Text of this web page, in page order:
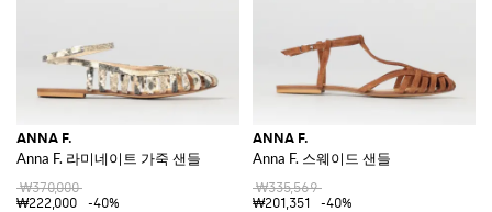
ANNA F.
Anna F. 라미네이트 가죽 샌들
₩370,000
₩222,000
-40%
ANNA F.
Anna F. 스웨이드 샌들
₩335,569
₩201,351
-40%